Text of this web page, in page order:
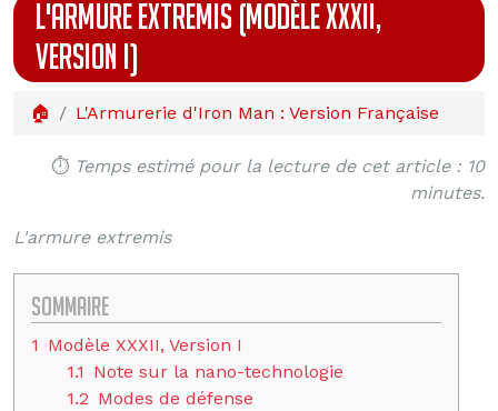
L'ARMURE EXTREMIS (MODÈLE XXXII,
VERSION I)
🏠 L'Armurerie d'Iron Man : Version Française
⏱️ Temps estimé pour la lecture de cet article : 10
minutes.
L'armure extremis
Sommaire
1 Modèle XXXII, Version I
1.1 Note sur la nano-technologie
1.2 Modes de défense